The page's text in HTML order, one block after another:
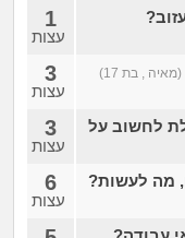
1
עצות
(מאיה , בת 17) 3
עצות
לחשוב על
3
עצות
מה לעשות? 6
עצות